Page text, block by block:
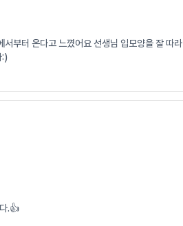
부터 온다고 느꼈어요 선생님 입모양을 잘 따라
:)
.👍